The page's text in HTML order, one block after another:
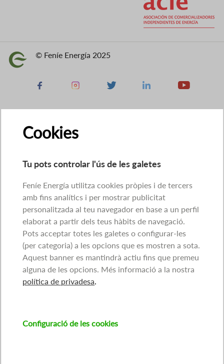
Imatge © Feníe Energía 2025
Facebook Instagram X Linkedin Youtube
Cookies
Tu pots controlar l'ús de les galetes
Feníe Energía utilitza cookies pròpies i de tercers
amb fins analítics i per mostrar publicitat
personalitzada al teu navegador en base a un perfil
elaborat a partir dels teus hàbits de navegació.
Pots acceptar totes les galetes o configurar-les
(per categoria) a les opcions que es mostren a sota.
Aquest banner es mantindrà actiu fins que premeu
alguna de les opcions. Més informació a la nostra
política de privadesa.
Configuració de les cookies